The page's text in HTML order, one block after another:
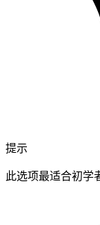
提示
此选项最适合初学